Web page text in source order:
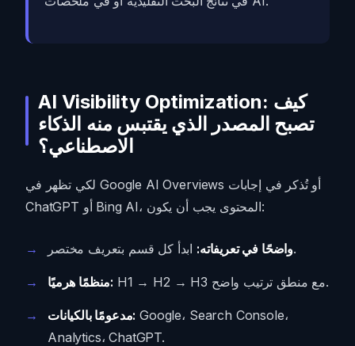
AI Visibility Optimization: كيف
تصبح المصدر الذي يقتبس منه الذكاء
الاصطناعي؟
لكي تظهر في Google AI Overviews أو تُذكر في إجابات
ChatGPT أو Bing AI، المحتوى يجب أن يكون:
واضحًا في تعريفاته:ابدأ كل قسم بتعريف مختصر.
منظمًا هرميًا: H1 → H2 → H3 مع منطق ترتيب واضح.
مدعومًا بالكيانات: Google، Search Console،
Analytics، ChatGPT.